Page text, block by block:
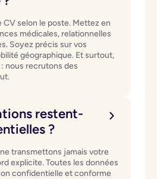
CV selon le poste. Mettez en
médicales, relationnelles
Soyez précis sur vos
géographique. Et surtout,
nous recrutons des
restent-
?
transmettons jamais votre
explicite. Toutes les données
confidentielle et conforme